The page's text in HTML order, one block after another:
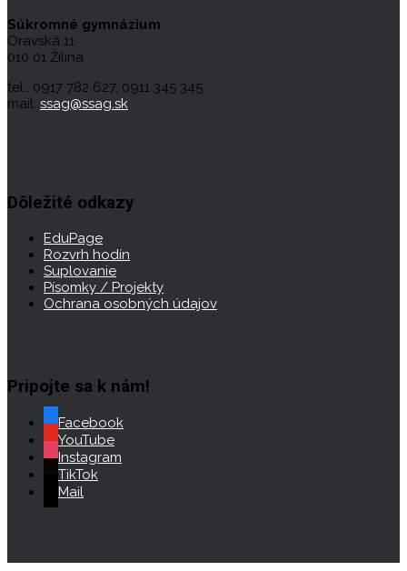
Súkromné gymnázium
Oravská 11
010 01 Žilina
tel.: 0917 782 627, 0911 345 345
mail: ssag@ssag.sk
Dôležité odkazy
EduPage
Rozvrh hodín
Suplovanie
Písomky / Projekty
Ochrana osobných údajov
Pripojte sa k nám!
Facebook
YouTube
Instagram
TikTok
Mail